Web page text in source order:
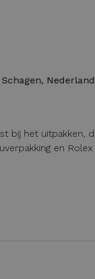
Nederland
bij het uitpakken,
en Rolex